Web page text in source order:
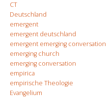
CT
Deutschland
emergent
emergent deutschland
emergent emerging conversation
emerging church
emerging conversation
empirica
empirische Theologie
Evangelium